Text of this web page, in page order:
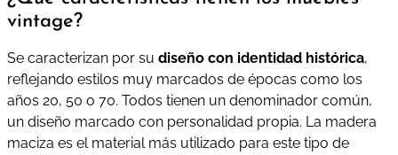
vintage?
Se caracterizan por su diseño con identidad histórica,
reflejando estilos muy marcados de épocas como los
años 20, 50 o 70. Todos tienen un denominador común,
un diseño marcado con personalidad propia. La madera
maciza es el material más utilizado para este tipo de